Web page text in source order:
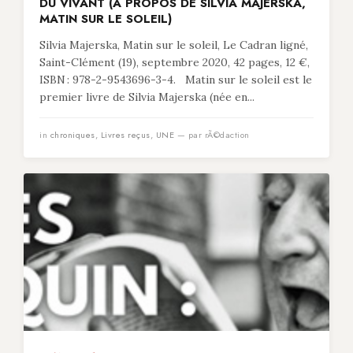
MATIN SUR LE SOLEIL)
Silvia Majerska, Matin sur le soleil, Le Cadran ligné,
Saint-Clément (19), septembre 2020, 42 pages, 12 €,
ISBN : 978-2-9543696-3-4. Matin sur le soleil est le
premier livre de Silvia Majerska (née en...
in chroniques, Livres reçus, UNE — par rÃ©daction